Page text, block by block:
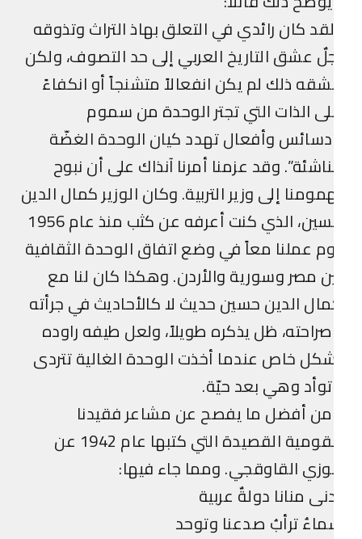
كان رائدي في التعلق بهاذ التراث وتذوقه
عشق التاريخ العربي إلى حد التصوف، ولكن
ذلك لم يكن انفعالاً متشنجاً أو انكفاءً
الذات التي تجتر الوحدة من سموم
وأفعال تهدد كيان الوحدة الغضّة
وقد عزمنا أمرنا آنذاك على أن نبوح
إلى وزير التربية. وكان الوزير كمال الدين
حسين، الذي كنت أعرفه عن كثب منذ عام 1956
عملنا معاً في وضع اتفاق الوحدة الثقافية
مصر وسورية والأردن. وهكذا كان لنا مع
الدين حسين حديث لا كالأحاديث في جرأته
ظل يذكره طويلاً، ولعل طيفه راوده
خاص عندما أخذت الوحدة الغالية تتردى
وهي بعد حيّة.
أفضل ما يفصح عن مشاعر فقيدنا
القومية القصيدة التي كتبها عام 1942 عن
القاوقجي. ومما جاء فيها:
منانا دولةٌ عربية
ترأبُ صدعنا وتوحد